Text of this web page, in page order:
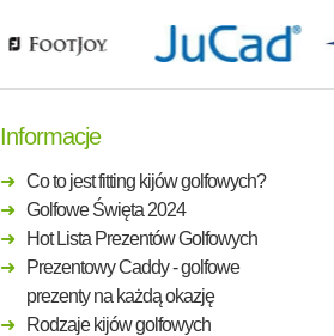
Informacje
Co to jest fitting kijów golfowych?
Golfowe Święta 2024
Hot Lista Prezentów Golfowych
Prezentowy Caddy - golfowe
prezenty na każdą okazję
Rodzaje kijów golfowych